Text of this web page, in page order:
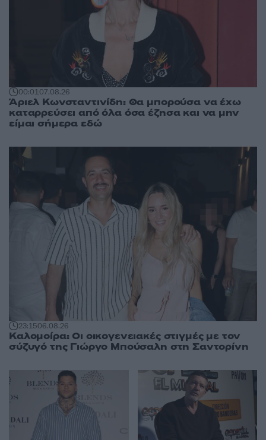
00:0107.08.26
Άριελ Κωνσταντινίδη: Θα μπορούσα να έχω
καταρρεύσει από όλα όσα έζησα και να μην
είμαι σήμερα εδώ
23:1506.08.26
Καλομοίρα: Οι οικογενειακές στιγμές με τον
σύζυγό της Γιώργο Μπούσαλη στη Σαντορίνη